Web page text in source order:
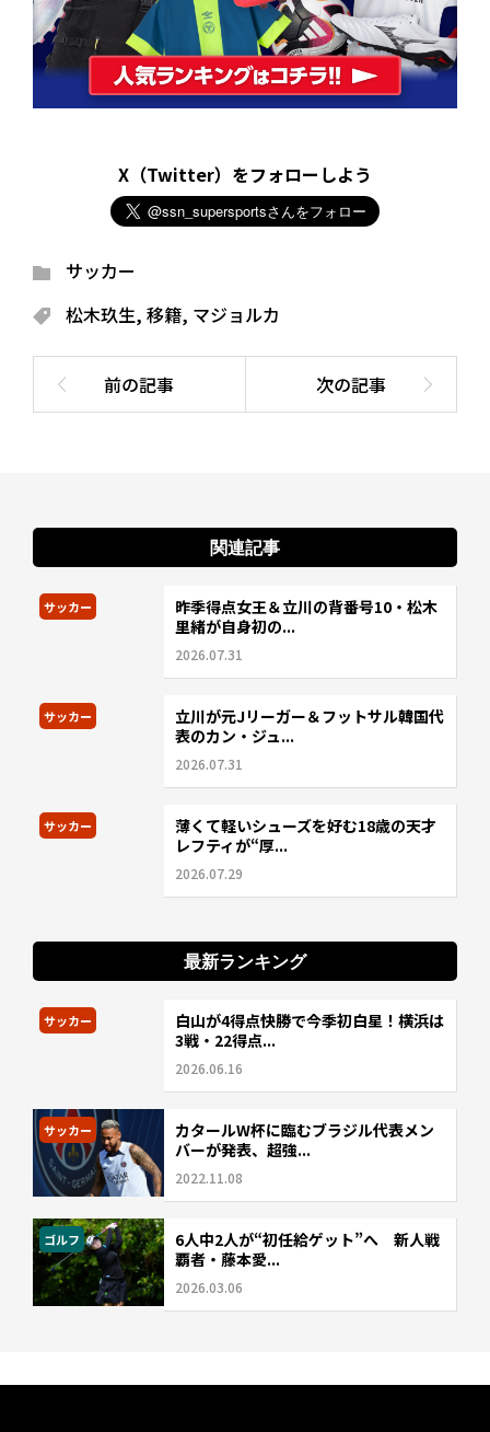
X（Twitter）をフォローしよう
サッカー
松木玖生, 移籍, マジョルカ
関連記事
サッカー
昨季得点女王＆立川の背番号10・松木
里緒が自身初の...
2026.07.31
サッカー
立川が元Jリーガー＆フットサル韓国代
表のカン・ジュ...
2026.07.31
サッカー
薄くて軽いシューズを好む18歳の天才
レフティが“厚...
2026.07.29
最新ランキング
サッカー
白山が4得点快勝で今季初白星！横浜は
3戦・22得点...
2026.06.16
サッカー
カタールW杯に臨むブラジル代表メン
バーが発表、超強...
2022.11.08
ゴルフ
6人中2人が“初任給ゲット”へ 新人戦
覇者・藤本愛...
2026.03.06